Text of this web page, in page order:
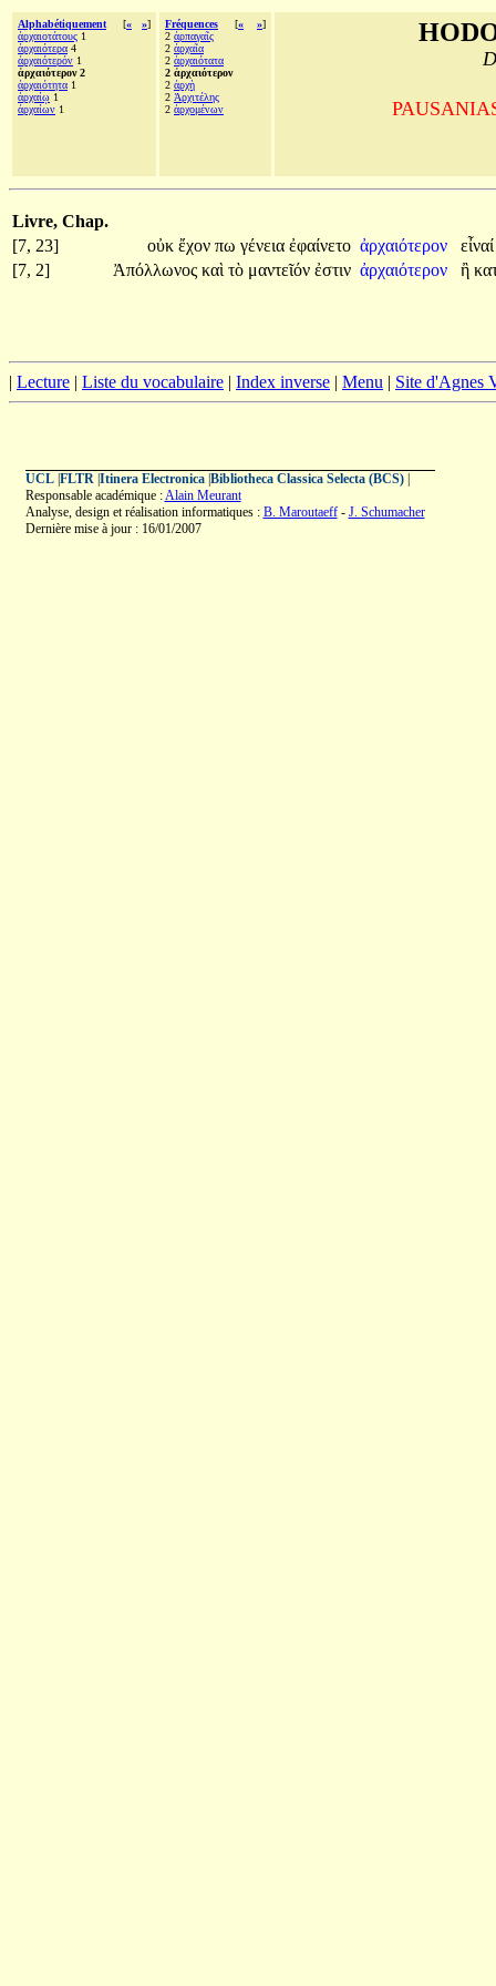
Alphabétiquement [« »]
ἀρχαιοτάτους 1
ἀρχαιότερα 4
ἀρχαιότερόν 1
ἀρχαιότερον 2
ἀρχαιότητα 1
ἀρχαίῳ 1
ἀρχαίων 1
Fréquences [« »]
2 ἁρπαγαῖς
2 ἀρχαῖα
2 ἀρχαιότατα
2 ἀρχαιότερον
2 ἀρχὴ
2 Ἀρχιτέλης
2 ἀρχομένων
Livre, Chap.
[7, 23]
οὐκ ἔχον πω γένεια ἐφαίνετο ἀρχαιότερον
[7, 2]
Ἀπόλλωνος καὶ τὸ μαντεῖόν ἐστιν ἀρχαιότερον ἢ
| Lecture | Liste du vocabulaire | Index inverse | Menu | Site d'Agnes
UCL| FLTR| Itinera Electronica| Bibliotheca Classica Selecta (BCS)|
Responsable académique :Alain Meurant
Analyse, design et réalisation informatiques : B. Maroutaeff- J. Schumacher
Dernière mise à jour : 16/01/2007